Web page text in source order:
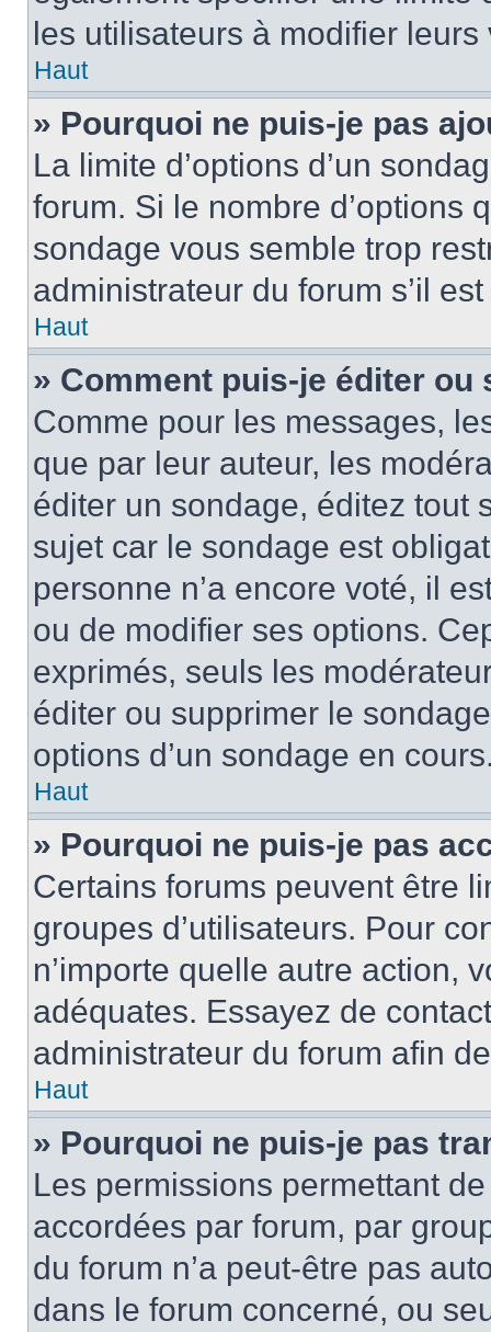
les utilisateurs à modifier leurs
Haut
» Pourquoi ne puis-je pas
La limite d’options d’un
forum. Si le nombre d’options
sondage vous semble trop
administrateur du forum s’il
Haut
» Comment puis-je éditer ou
Comme pour les messages,
que par leur auteur, les
éditer un sondage, éditez tout
sujet car le sondage est
personne n’a encore voté, il
ou de modifier ses options.
exprimés, seuls les
éditer ou supprimer le
options d’un sondage en
Haut
» Pourquoi ne puis-je pas
Certains forums peuvent être
groupes d’utilisateurs. Pour
n’importe quelle autre action,
adéquates. Essayez de
administrateur du forum afin
Haut
» Pourquoi ne puis-je pas
Les permissions permettant
accordées par forum, par
du forum n’a peut-être pas
dans le forum concerné, ou